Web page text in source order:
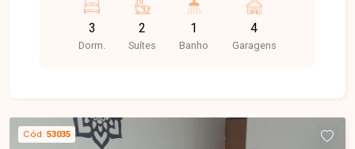
detalhe. Com 360 m² de terreno e 191 m² de área
construída, o imóvel possui arquitetura
contemporânea, excelente distribuição dos
amplitude, iluminação natural e elegância aos
ambientes. São 2 suítes e 1 quarto, sendo as
3
Dorm.
2
Suítes
1
Banho
4
Garagens
Cód. 53035